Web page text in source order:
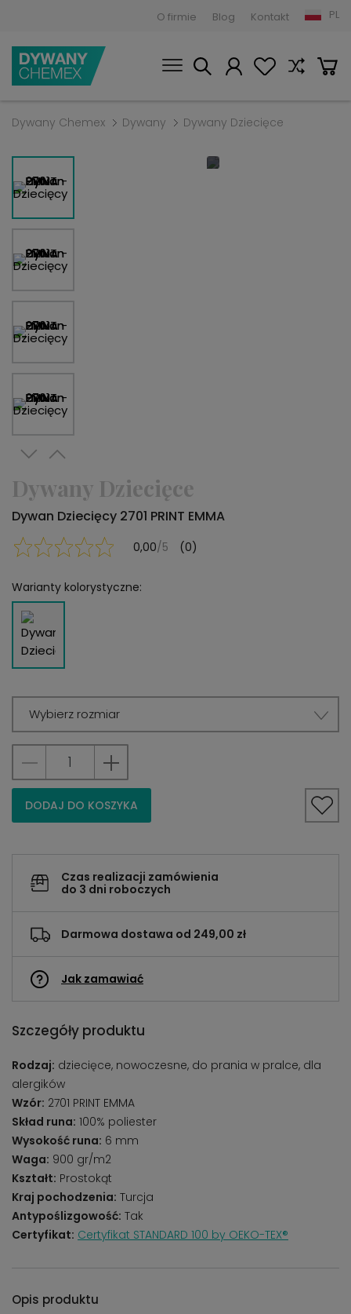
O firmie Blog Kontakt PL
Dywany Chemex Dywany Dywany Dziecięce
Dywany Dziecięce
Dywan Dziecięcy 2701 PRINT EMMA
0,00/5 (0)
Warianty kolorystyczne:
Wybierz rozmiar
DODAJ DO KOSZYKA
Czas realizacji zamówienia
do 3 dni roboczych
Darmowa dostawa od 249,00 zł
Jak zamawiać
Szczegóły produktu
Rodzaj: dziecięce, nowoczesne, do prania w pralce, dla
alergików
Wzór: 2701 PRINT EMMA
Skład runa: 100% poliester
Wysokość runa: 6 mm
Waga: 900 gr/m2
Kształt: Prostokąt
Kraj pochodzenia: Turcja
Antypoślizgowość: Tak
Certyfikat: Certyfikat STANDARD 100 by OEKO-TEX®
Opis produktu